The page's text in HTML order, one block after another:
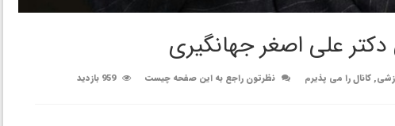
علی اصغر جهانگیری
,کانال را می پذیرم نظرتون راجع به این صفحه چیست 959 بازدید